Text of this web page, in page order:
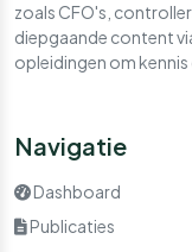
zoals CFO's,
diepgaande content
opleidingen om kennis
Navigatie
Dashboard
Publicaties